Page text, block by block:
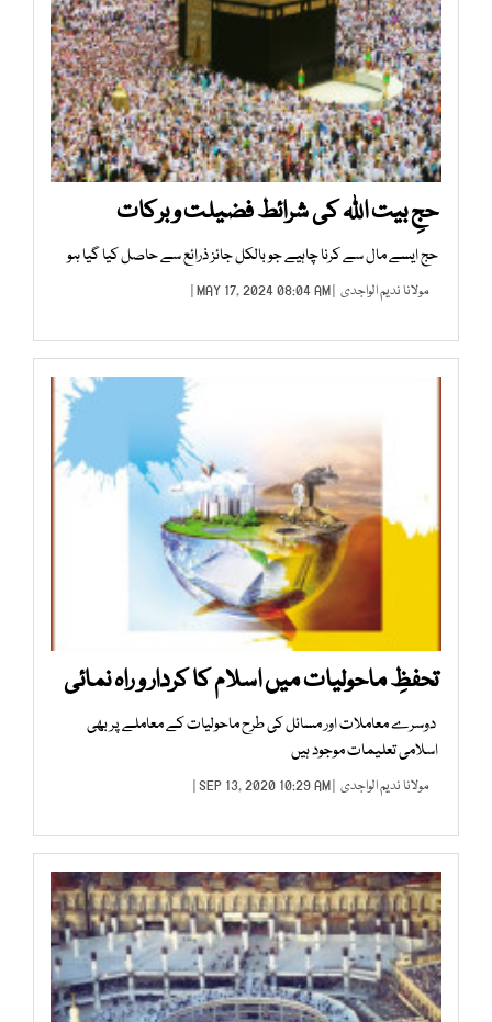
حجِ بیت اﷲ کی شرائط فضیلت و برکات
حج ایسے مال سے کرنا چاہیے جو بالکل جائز ذرائع سے حاصل کیا گیا ہو
مولانا ندیم الواجدی | MAY 17, 2024 08:04 AM |
تحفظِ ماحولیات میں اسلام کا کردار و راہ نمائی
دوسرے معاملات اور مسائل کی طرح ماحولیات کے معاملے پر بھی
اسلامی تعلیمات موجود ہیں
مولانا ندیم الواجدی | SEP 13, 2020 10:29 AM |